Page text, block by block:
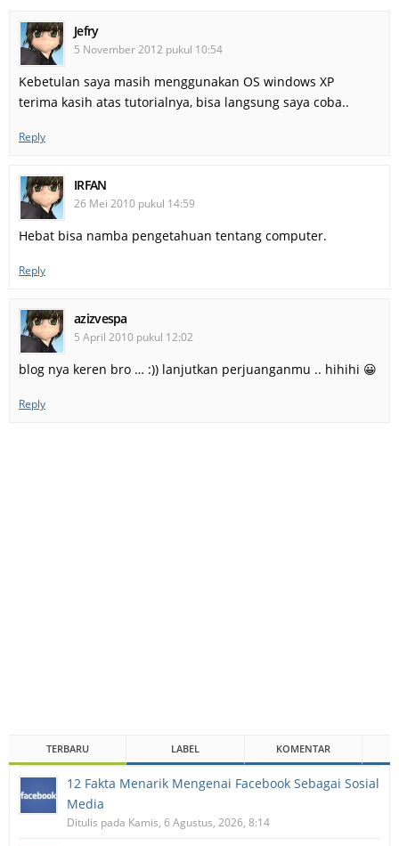
Jefry
5 November 2012 pukul 10:54
Kebetulan saya masih menggunakan OS windows XP
terima kasih atas tutorialnya, bisa langsung saya coba..
Reply
IRFAN
26 Mei 2010 pukul 14:59
Hebat bisa namba pengetahuan tentang computer.
Reply
azizvespa
5 April 2010 pukul 12:02
blog nya keren bro … :)) lanjutkan perjuanganmu .. hihihi 😀
Reply
TERBARU LABEL KOMENTAR
12 Fakta Menarik Mengenai Facebook Sebagai Sosial
Media
Ditulis pada Kamis, 6 Agustus, 2026, 8:14